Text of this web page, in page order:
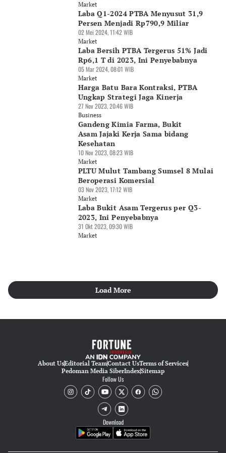
Market
Laba Q1-2024 PTBA Menyusut 31,9
Persen Menjadi Rp790,9 Miliar
02 Mei 2024, 11:42 WIB
Market
Laba Bersih PTBA Tergerus 51% Jadi
Rp6,1 T di 2023, Ini Penyebabnya
05 Mar 2024, 08:01 WIB
Market
Harga Batu Bara Kontraksi, PTBA
Ungkap Strategi Jaga Kinerja
27 Nov 2023, 20:46 WIB
Business
Gandeng Kimia Farma, Bukit
Asam Jajaki Kerja Sama bidang
Kesehatan
10 Nov 2023, 08:23 WIB
Market
PLTU Mulut Tambang Sumsel 8 Mulai
Beroperasi Komersial
03 Nov 2023, 17:12 WIB
Market
Laba Bukit Asam Tergerus per Q3-
2023, Ini Penyebabnya
31 Okt 2023, 09:30 WIB
Market
Load More
About UsEditorial TeamContact UsTerms of Services
Pedoman Media SiberIndexSitemap
Follow Us
Download